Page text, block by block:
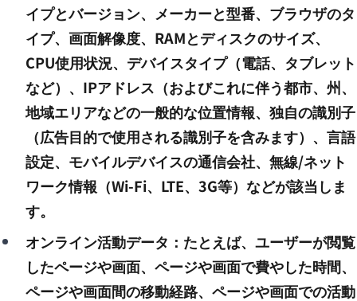
イプとバージョン、メーカーと型番、ブラウザのタ
イプ、画面解像度、RAMとディスクのサイズ、
CPU使用状況、デバイスタイプ（電話、タブレット
など）、IPアドレス（およびこれに伴う都市、州、
地域エリアなどの一般的な位置情報、独自の識別子
（広告目的で使用される識別子を含みます）、言語
設定、モバイルデバイスの通信会社、無線/ネット
ワーク情報（Wi-Fi、LTE、3G等）などが該当しま
す。
オンライン活動データ：たとえば、ユーザーが閲覧
したページや画面、ページや画面で費やした時間、
ページや画面間の移動経路、ページや画面での活動